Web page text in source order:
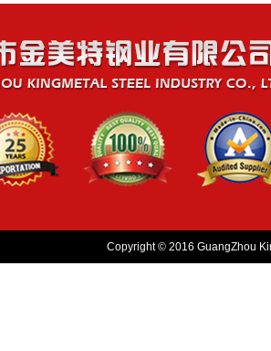
Copyright © 2016 GuangZhou